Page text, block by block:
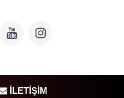
İLETIŞIM